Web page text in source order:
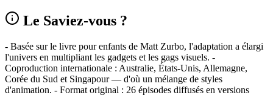
Le Saviez-vous ?
- Basée sur le livre pour enfants de Matt Zurbo, l'adaptation a élargi
l'univers en multipliant les gadgets et les gags visuels. -
Coproduction internationale : Australie, États‑Unis, Allemagne,
Corée du Sud et Singapour — d'où un mélange de styles
d'animation. - Format original : 26 épisodes diffusés en versions